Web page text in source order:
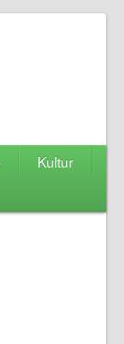
Kultur